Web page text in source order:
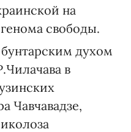
на
свободы.
духом
в
Чавчавадзе,